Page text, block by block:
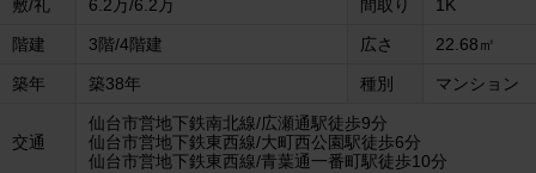
敷/礼 6.2万/6.2万 間取り 1K
階建 3階/4階建 広さ 22.68㎡
築年 築38年 種別 マンション
交通
仙台市営地下鉄南北線/広瀬通駅徒歩9分
仙台市営地下鉄東西線/大町西公園駅徒歩6分
仙台市営地下鉄東西線/青葉通一番町駅徒歩10分